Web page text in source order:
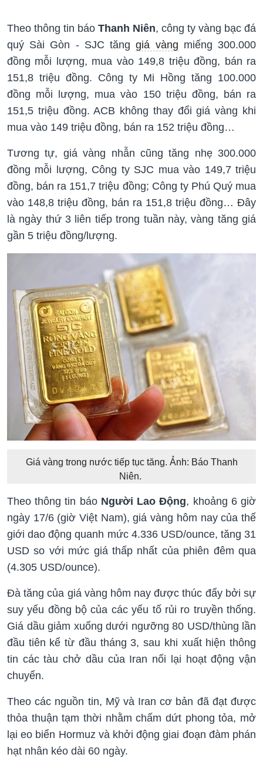
Theo thông tin báo Thanh Niên, công ty vàng bạc đá
quý Sài Gòn - SJC tănggiá vàng miếng 300.000
đồng mỗi lượng, mua vào 149,8 triệu đồng, bán ra
151,8 triệu đồng. Công ty Mi Hồng tăng 100.000
đồng mỗi lượng, mua vào 150 triệu đồng, bán ra
151,5 triệu đồng. ACB không thay đổi giá vàng khi
mua vào 149 triệu đồng, bán ra 152 triệu đồng…
Tương tự, giá vàng nhẫn cũng tăng nhẹ 300.000
đồng mỗi lượng, Công ty SJC mua vào 149,7 triệu
đồng, bán ra 151,7 triệu đồng; Công ty Phú Quý mua
vào 148,8 triệu đồng, bán ra 151,8 triệu đồng… Đây
là ngày thứ 3 liên tiếp trong tuần này, vàng tăng giá
gần 5 triệu đồng/lượng.
Giá vàng trong nước tiếp tục tăng. Ảnh: Báo Thanh
Niên.
Theo thông tin báo Người Lao Động, khoảng 6 giờ
ngày 17/6 (giờ Việt Nam), giá vàng hôm nay của thế
giới dao động quanh mức 4.336 USD/ounce, tăng 31
USD so với mức giá thấp nhất của phiên đêm qua
(4.305 USD/ounce).
Đà tăng của giá vàng hôm nay được thúc đẩy bởi sự
suy yếu đồng bộ của các yếu tố rủi ro truyền thống.
Giá dầu giảm xuống dưới ngưỡng 80 USD/thùng lần
đầu tiên kể từ đầu tháng 3, sau khi xuất hiện thông
tin các tàu chở dầu của Iran nối lại hoạt động vận
chuyển.
Theo các nguồn tin, Mỹ và Iran cơ bản đã đạt được
thỏa thuận tạm thời nhằm chấm dứt phong tỏa, mở
lại eo biển Hormuz và khởi động giai đoạn đàm phán
hạt nhân kéo dài 60 ngày.